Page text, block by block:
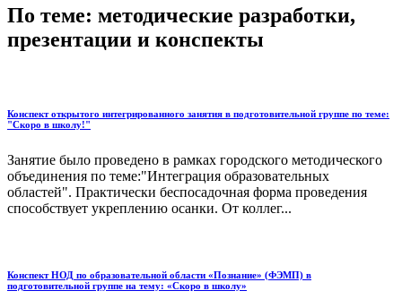
По теме: методические разработки,
презентации и конспекты
Конспект открытого интегрированного занятия в подготовительной группе по теме:
"Скоро в школу!"
Занятие было проведено в рамках городского методического
объединения по теме:"Интеграция образовательных
областей". Практически беспосадочная форма проведения
способствует укреплению осанки. От коллег...
Конспект НОД по образовательной области «Познание» (ФЭМП) в
подготовительной группе на тему: «Скоро в школу»